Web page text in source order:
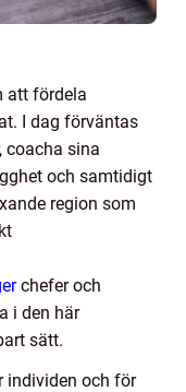
att fördela
I dag förväntas
coacha sina
och samtidigt
region som
chefer och
i den här
sätt.
individen och för